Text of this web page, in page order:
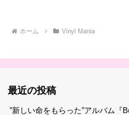
ホーム Vinyl Mania
最近の投稿
”新しい命をもらった”アルバム『